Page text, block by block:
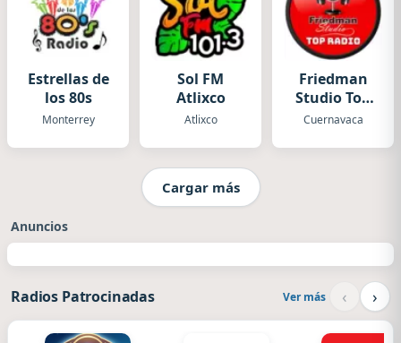
Estrellas de
los 80s
Monterrey
Sol FM
Atlixco
Atlixco
Friedman
Studio Top
Radio
Cuernavaca
Cargar más
Anuncios
Radios Patrocinadas Ver más ‹ ›